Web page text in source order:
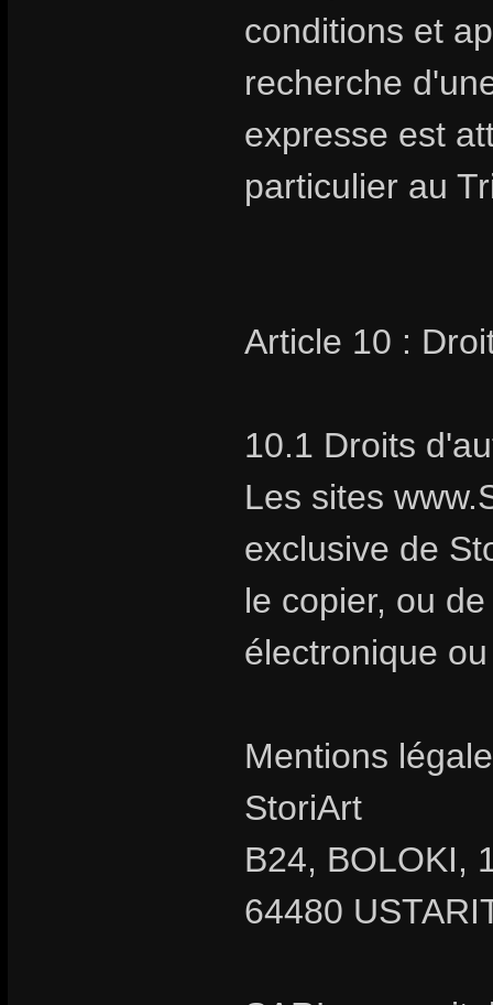
conditions et
recherche
expresse est
particulier au
Article 10 :
10.1 Droits
Les sites
exclusive de
le copier, ou
électronique
Mentions
StoriArt
B24, BOLOKI,
64480